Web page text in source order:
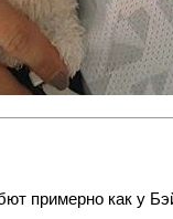
примерно как у